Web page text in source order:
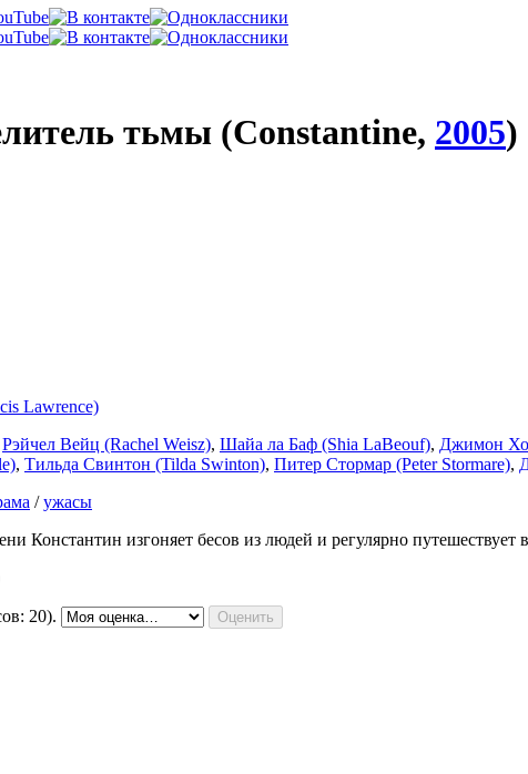
тьмы (Constantine, 2005)
Lawrence)
Рэйчел Вейц (Rachel Weisz), Шайа ла Баф (Shia LaBeouf), Джимон
, Тильда Свинтон (Tilda Swinton), Питер Стормар (Peter Stormare),
/ужасы
Константин изгоняет бесов из людей и регулярно путешествует
20).